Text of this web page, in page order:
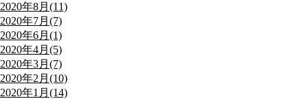
2020年8月(11)
2020年7月(7)
2020年6月(1)
2020年4月(5)
2020年3月(7)
2020年2月(10)
2020年1月(14)